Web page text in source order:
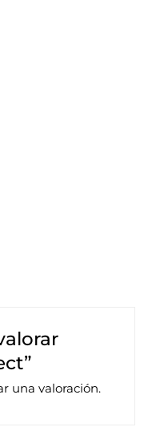
una valoración.